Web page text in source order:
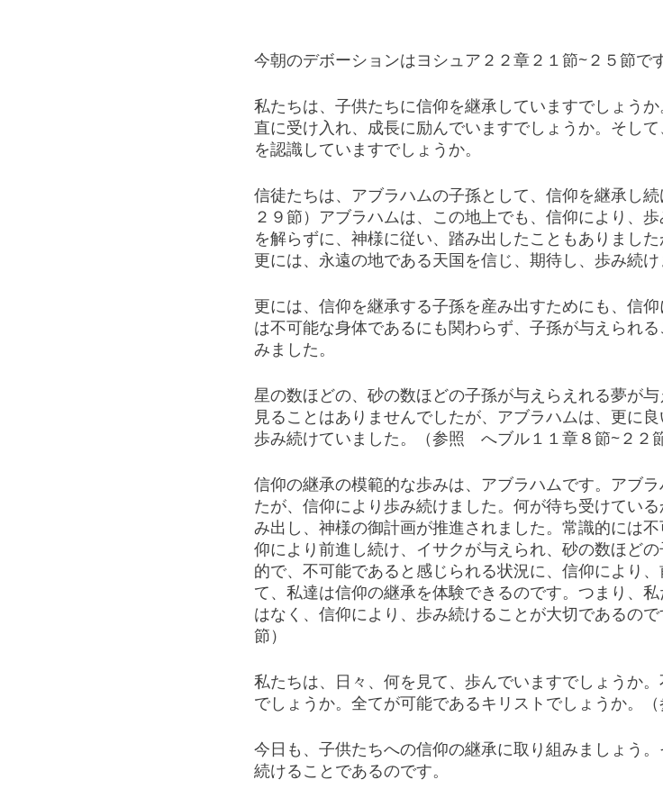
今朝のデボーションはヨシュア２２章２１節~２５節です
私たちは、子供たちに信仰を継承していますでしょう
直に受け入れ、成長に励んでいますでしょうか。そし
を認識していますでしょうか。
信徒たちは、アブラハムの子孫として、信仰を継承し
２９節）アブラハムは、この地上でも、信仰により、
を解らずに、神様に従い、踏み出したこともありまし
更には、永遠の地である天国を信じ、期待し、歩み続け
更には、信仰を継承する子孫を産み出すためにも、信
は不可能な身体であるにも関わらず、子孫が与えられ
みました。
星の数ほどの、砂の数ほどの子孫が与えらえれる夢が
見ることはありませんでしたが、アブラハムは、更に
歩み続けていました。（参照　へブル１１章８節~２２節
信仰の継承の模範的な歩みは、アブラハムです。アブ
たが、信仰により歩み続けました。何が待ち受けてい
み出し、神様の御計画が推進されました。常識的には
仰により前進し続け、イサクが与えられ、砂の数ほど
的で、不可能であると感じられる状況に、信仰により
て、私達は信仰の継承を体験できるのです。つまり、
はなく、信仰により、歩み続けることが大切であるの
節）
私たちは、日々、何を見て、歩んでいますでしょうか
でしょうか。全てが可能であるキリストでしょうか。（
今日も、子供たちへの信仰の継承に取り組みましょう
続けることであるのです。